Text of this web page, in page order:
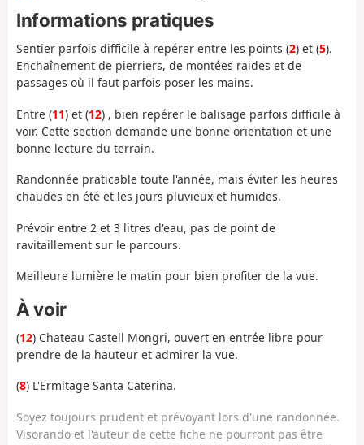
Informations pratiques
Sentier parfois difficile à repérer entre les points (2) et (5).
Enchaînement de pierriers, de montées raides et de
passages où il faut parfois poser les mains.
Entre (11) et (12) , bien repérer le balisage parfois difficile à
voir. Cette section demande une bonne orientation et une
bonne lecture du terrain.
Randonnée praticable toute l'année, mais éviter les heures
chaudes en été et les jours pluvieux et humides.
Prévoir entre 2 et 3 litres d'eau, pas de point de
ravitaillement sur le parcours.
Meilleure lumière le matin pour bien profiter de la vue.
À voir
(12) Chateau Castell Mongri, ouvert en entrée libre pour
prendre de la hauteur et admirer la vue.
(8) L'Ermitage Santa Caterina.
Soyez toujours prudent et prévoyant lors d'une randonnée.
Visorando et l'auteur de cette fiche ne pourront pas être